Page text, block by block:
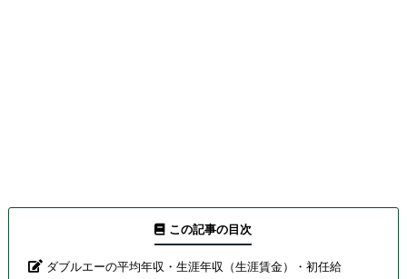
この記事の目次
ダブルエーの平均年収・生涯年収（生涯賃金）・初任給